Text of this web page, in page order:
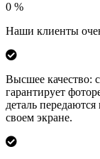
0 %
Наши клиенты
Высшее качество:
гарантирует
деталь
своем экране.